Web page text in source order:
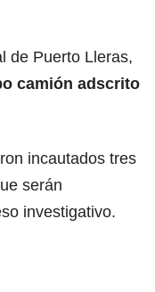
de Puerto Lleras,
camión adscrito
incautados tres
serán
investigativo.